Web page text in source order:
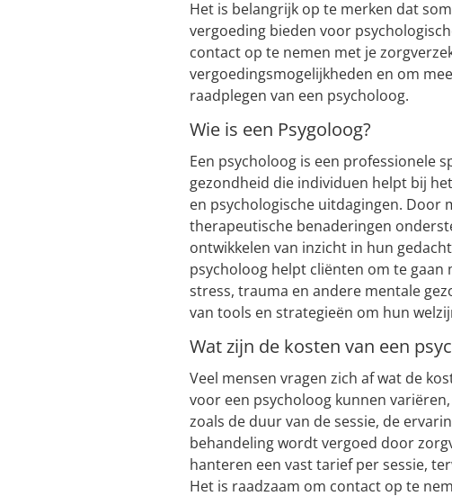
Het is belangrijk op te merken dat
vergoeding bieden voor
contact op te nemen met je
vergoedingsmogelijkheden en om
raadplegen van een psycholoog.
Wie is een Psygoloog?
Een psycholoog is een professionele
gezondheid die individuen helpt bij
en psychologische uitdagingen. Door
therapeutische benaderingen
ontwikkelen van inzicht in hun
psycholoog helpt cliënten om te
stress, trauma en andere mentale
van tools en strategieën om hun
Wat zijn de kosten van een
Veel mensen vragen zich af wat de
voor een psycholoog kunnen
zoals de duur van de sessie, de
behandeling wordt vergoed door
hanteren een vast tarief per sessie,
Het is raadzaam om contact op te